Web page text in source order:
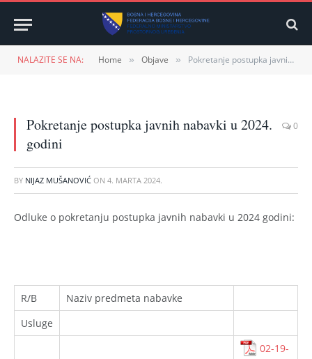
NALAZITE SE NA: Home » Objave » Pokretanje postupka javnih nabavki u 2024. godini
Pokretanje postupka javnih nabavki u 2024.
godini
0
BY NIJAZ MUŠANOVIĆ ON 4. MARTA 2024.
Odluke o pokretanju postupka javnih nabavki u 2024 godini:
R/B
Naziv predmeta nabavke
Usluge
02-19-